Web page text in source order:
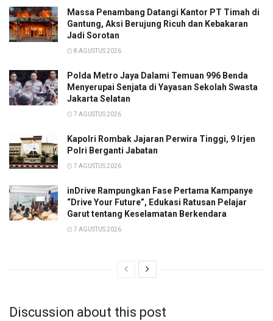
Massa Penambang Datangi Kantor PT Timah di
Gantung, Aksi Berujung Ricuh dan Kebakaran
Jadi Sorotan
8 AGUSTUS 2026
Polda Metro Jaya Dalami Temuan 996 Benda
Menyerupai Senjata di Yayasan Sekolah Swasta
Jakarta Selatan
7 AGUSTUS 2026
Kapolri Rombak Jajaran Perwira Tinggi, 9 Irjen
Polri Berganti Jabatan
7 AGUSTUS 2026
inDrive Rampungkan Fase Pertama Kampanye
“Drive Your Future”, Edukasi Ratusan Pelajar
Garut tentang Keselamatan Berkendara
7 AGUSTUS 2026
Discussion about this post